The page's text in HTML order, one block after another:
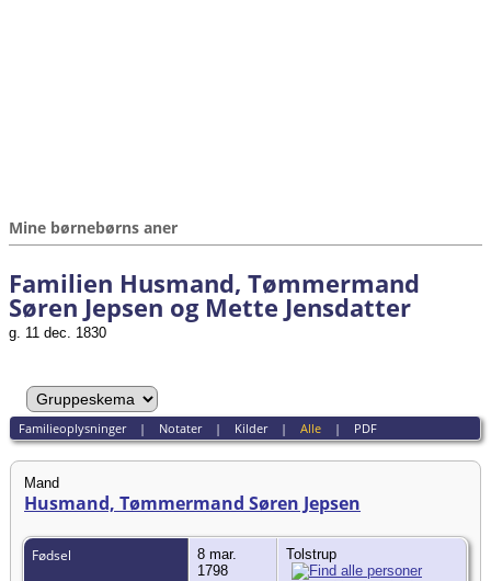
Mine børnebørns aner
Familien Husmand, Tømmermand
Søren Jepsen og Mette Jensdatter
g. 11 dec. 1830
Familieoplysninger| Notater| Kilder| Alle| PDF
Mand
Husmand, Tømmermand Søren Jepsen
Fødsel
8 mar.
1798
Tolstrup